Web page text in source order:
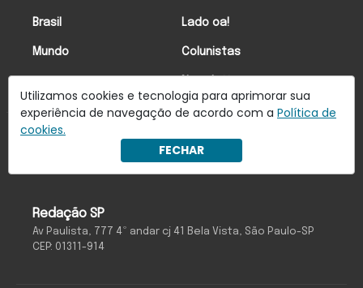
Utilizamos cookies e tecnologia para aprimorar sua
experiência de navegação de acordo com a Política de
cookies.
FECHAR
Redação SP
Av Paulista, 777 4º andar cj 41 Bela Vista, São Paulo-SP
CEP: 01311-914
Brasil
Mundo
Lado oa!
Colunistas